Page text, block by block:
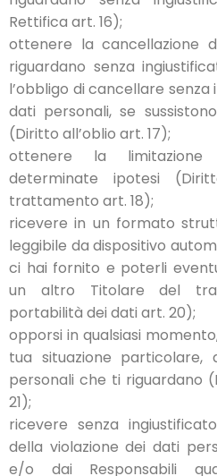
Rettifica art. 16);
ottenere la cancellazione
riguardano senza
l’obbligo di cancellare
dati personali, se
(Diritto all’oblio art. 17);
ottenere la
determinate ipotesi
trattamento art. 18);
ricevere in un formato
leggibile da dispositivo
ci hai fornito e poterli
un altro Titolare del
portabilità dei dati art. 20);
opporsi in qualsiasi
tua situazione
personali che ti riguardano
21);
ricevere senza
della violazione dei dati
e/o dai Responsabili